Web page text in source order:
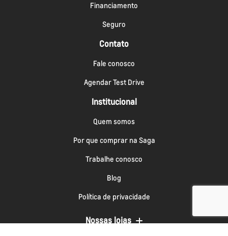
Financiamento
Seguro
Contato
Fale conosco
Agendar Test Drive
Institucional
Quem somos
Por que comprar na Saga
Trabalhe conosco
Blog
Política de privacidade
Nossas lojas